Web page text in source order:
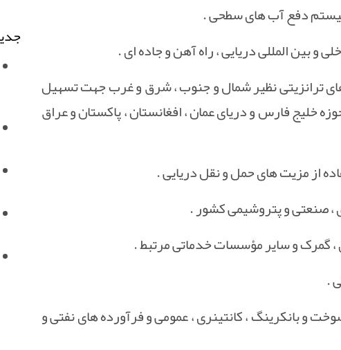
و بین المللی دریایی ، راه آهن و جاده ای .
ترانزیتی نظیر شمال و جنوب ، شرق و غرب جهت تسهیل
خلیج فارس و دریای عمان ، افغانستان ، پاکستان و عراق
از مزیت های حمل و نقل دریایی .
، صنعتی و پتروشیمی کشور .
، گمرک و سایر مؤسسات خدماتی مرتبط .
.
و بانکرینگ ، کانتینری ، عمومی و فرآورده های نفتی و